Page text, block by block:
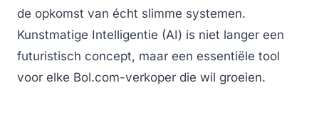
de opkomst van écht slimme systemen.
Kunstmatige Intelligentie (AI) is niet langer een
futuristisch concept, maar een essentiële tool
voor elke Bol.com-verkoper die wil groeien.